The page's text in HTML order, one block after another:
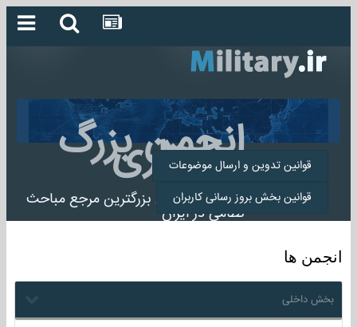
انجمن بزرگ
میلیتاری
انجمن میلیتاری بزرگترین مرجع مباحث
نظامی در ایران
قوانین تدوین و ارسال موضوعات
قوانین بخش بروز رسانی کاربران
انجمن ها
بخش داخلی